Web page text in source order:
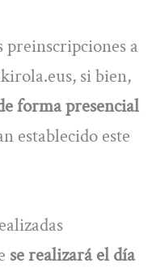
preinscripciones a
si bien,
forma presencial
establecido este
se realizará el día